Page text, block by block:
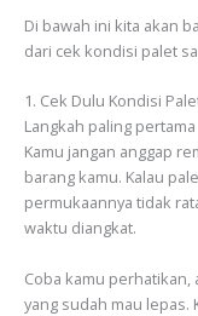
Di bawah ini kita akan
dari cek kondisi palet
1. Cek Dulu Kondisi
Langkah paling
Kamu jangan anggap
barang kamu. Kalau
permukaannya tidak
waktu diangkat.
Coba kamu perhatikan,
yang sudah mau lepas.